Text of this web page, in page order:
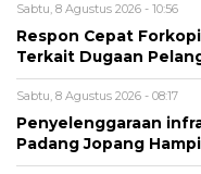
Sabtu, 8 Agustus 2026 - 10:56
Respon Cepat
Terkait Dugaan
Sabtu, 8 Agustus 2026 - 08:17
Penyelenggaraan
Padang Jopang